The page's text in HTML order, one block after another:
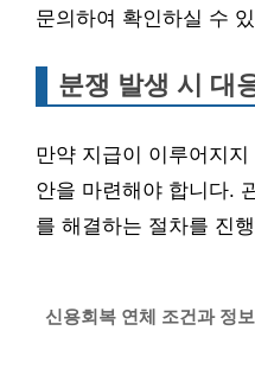
문의하여 확인하실 수
분쟁 발생 시 대
만약 지급이 이루어지
안을 마련해야 합니다.
를 해결하는 절차를 진
신용회복 연체 조건과 정